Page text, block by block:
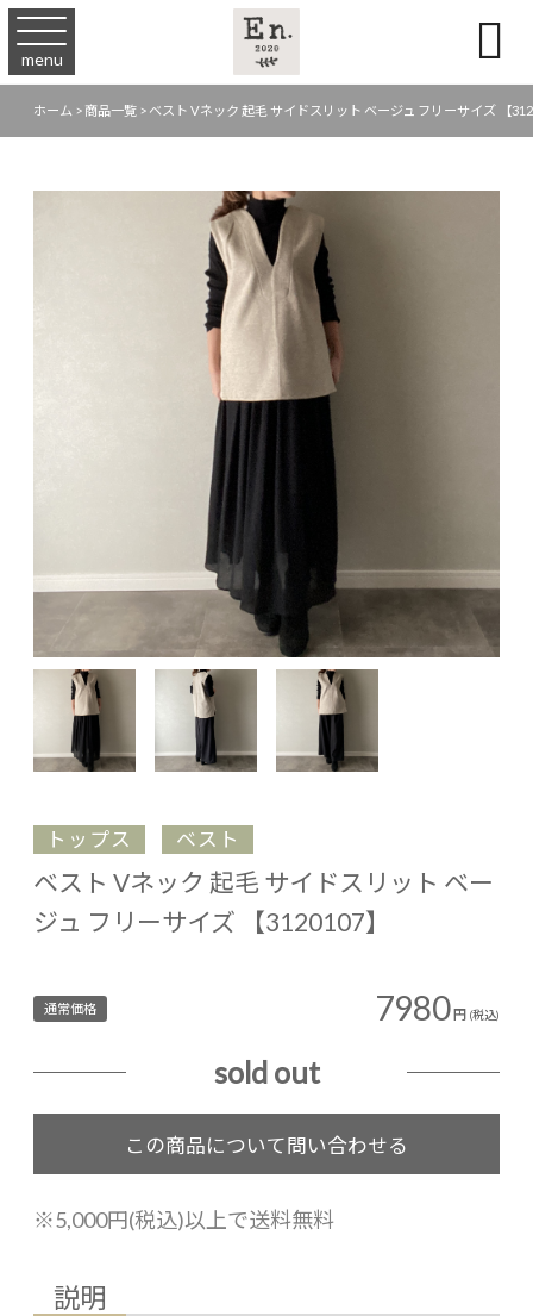
menu 
ホーム > 商品一覧 > ベスト Vネック 起毛 サイドスリット ベージュ フリーサイズ 【
トップス ベスト
ベスト Vネック 起毛 サイドスリット ベー
ジュ フリーサイズ 【3120107】
通常価格 7980円 (税込)
sold out
※5,000円(税込)以上で送料無料
説明